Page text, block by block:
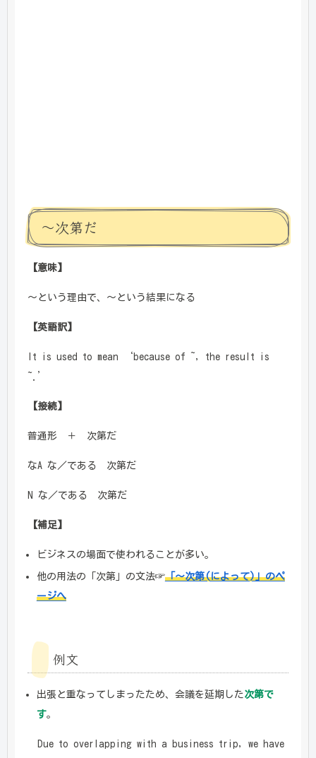
～次第だ
【意味】
～という理由で、～という結果になる
【英語訳】
It is used to mean ‘because of ~, the result is
~.’
【接続】
普通形 ＋ 次第だ
なA な／である 次第だ
N な／である 次第だ
【補足】
ビジネスの場面で使われることが多い。
他の用法の「次第」の文法☞「～次第(によって)」のペ
ージへ
例文
出張と重なってしまったため、会議を延期した 次第で
す。
Due to overlapping with a business trip, we have